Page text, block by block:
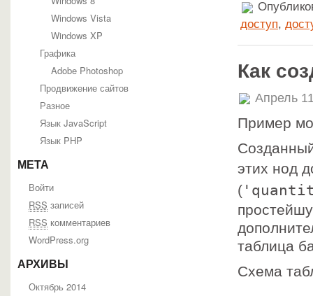
Windows Vista
Windows XP
Графика
Adobe Photoshop
Продвижение сайтов
Разное
Язык JavaScript
Язык PHP
МЕТА
Войти
RSS записей
RSS комментариев
WordPress.org
АРХИВЫ
Октябрь 2014
доступ,
Как
Апрель
Пример
этих нод
(
таблица
Схема